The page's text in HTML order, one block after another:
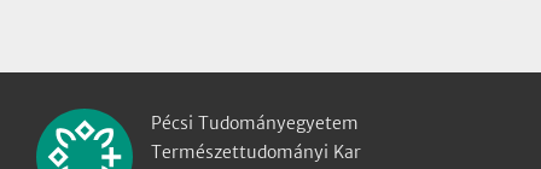
Pécsi Tudományegyetem
Természettudományi Kar